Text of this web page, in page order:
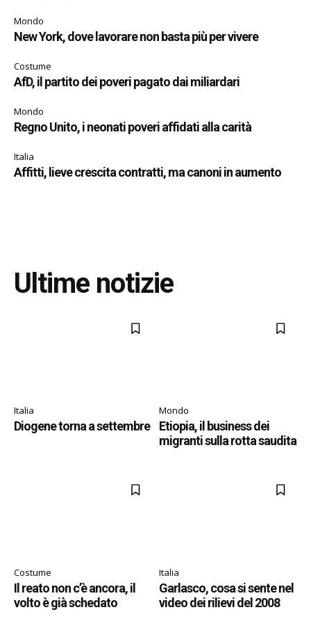
Mondo
New York, dove lavorare non basta più per vivere
Costume
AfD, il partito dei poveri pagato dai miliardari
Mondo
Regno Unito, i neonati poveri affidati alla carità
Italia
Affitti, lieve crescita contratti, ma canoni in aumento
Ultime notizie
Italia
Diogene torna a settembre
Mondo
Etiopia, il business dei
migranti sulla rotta saudita
Costume
Il reato non c’è ancora, il
volto è già schedato
Italia
Garlasco, cosa si sente nel
video dei rilievi del 2008